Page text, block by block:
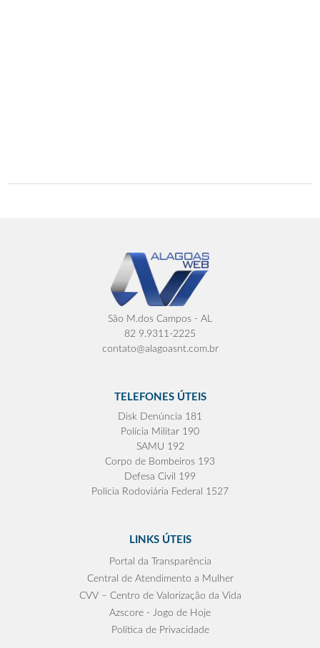
São M.dos Campos - AL
82 9.9311-2225
contato@alagoasnt.com.br
TELEFONES ÚTEIS
Disk Denúncia 181
Polícia Militar 190
SAMU 192
Corpo de Bombeiros 193
Defesa Civil 199
Polícia Rodoviária Federal 1527
LINKS ÚTEIS
Portal da Transparência
Central de Atendimento a Mulher
CVV – Centro de Valorização da Vida
Azscore - Jogo de Hoje
Política de Privacidade